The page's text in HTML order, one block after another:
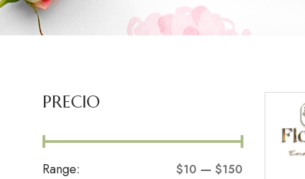
PRECIO
Range: $10 —$150